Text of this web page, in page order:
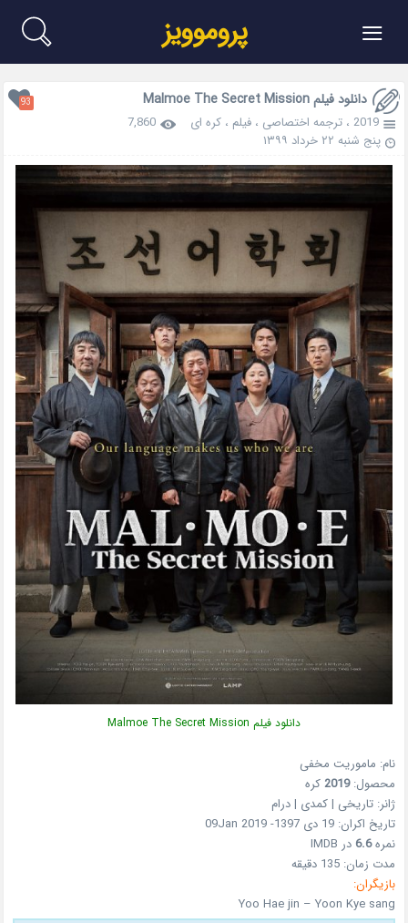
≡ پروموویز
دانلود فیلم Malmoe The Secret Mission 93
2019 ،ترجمه اختصاصی ،فیلم ،کره ای
7,860
پنج شنبه ۲۲ خرداد ۱۳۹۹
دانلود فیلم Malmoe The Secret Mission
نام: ماموریت مخفی
محصول:2019 کره
ژانر: تاریخی | کمدی | درام
تاریخ اکران: 19 دی 1397- 09Jan 2019
نمره6.6 در IMDB
مدت زمان: 135 دقیقه
بازیگران:
Yoo Hae jin – Yoon Kye sang